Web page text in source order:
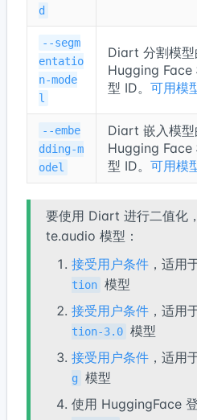
d
--segm
entatio
n-mode
l
Diart 分割模型
Hugging Face
型 ID。 可用模
--embe
dding-m
odel
Diart 嵌入模型
Hugging Face
型 ID。 可用模
要使用 Diart 进行二值化
te.audio 模型：
接受用户条件 ，适用
tion 模型
接受用户条件 ，适用
tion-3.0 模型
接受用户条件 ，适用
g
模型
使用 HuggingFace 登